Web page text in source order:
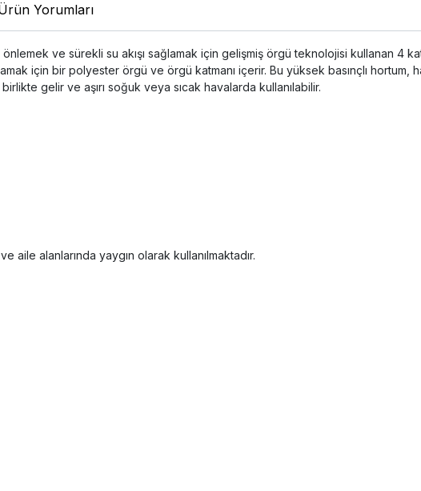
Yorumları
önlemek ve sürekli su akışı sağlamak için gelişmiş örgü teknolojisi kullanan 4
için bir polyester örgü ve örgü katmanı içerir. Bu yüksek basınçlı hortum,
gelir ve aşırı soğuk veya sıcak havalarda kullanılabilir.
aile alanlarında yaygın olarak kullanılmaktadır.